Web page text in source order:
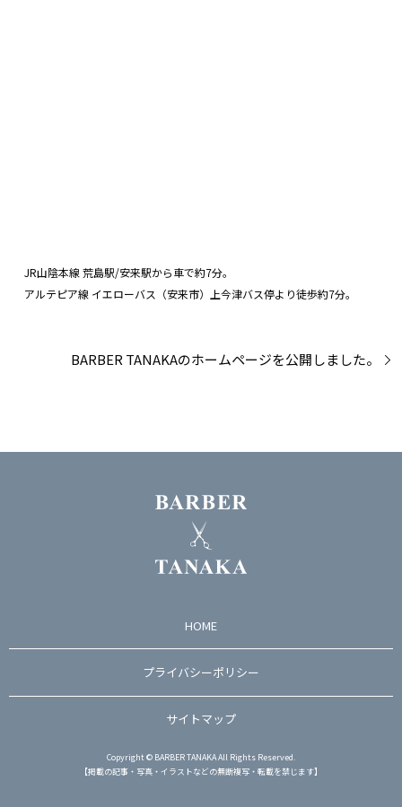
JR山陰本線 荒島駅/安来駅から車で約7分。
アルテピア線 イエローバス（安来市）上今津バス停より徒歩約7分。
BARBER TANAKAのホームページを公開しました。
HOME
プライバシーポリシー
サイトマップ
Copyright © BARBER TANAKA All Rights Reserved.
【掲載の記事・写真・イラストなどの無断複写・転載を禁じます】